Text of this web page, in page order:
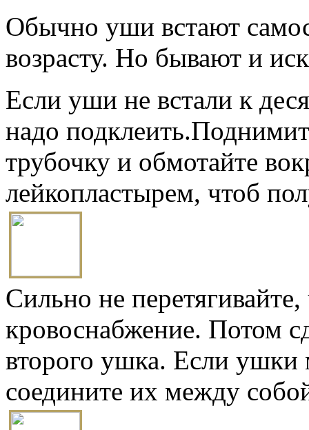
Обычно уши встают
возрасту. Но бывают и
Если уши не встали к
надо
трубочку и обмотайте
лейкопластырем, чтоб
Сильно не
кровоснабжение. Потом
второго ушка. Если ушки
соедините их между